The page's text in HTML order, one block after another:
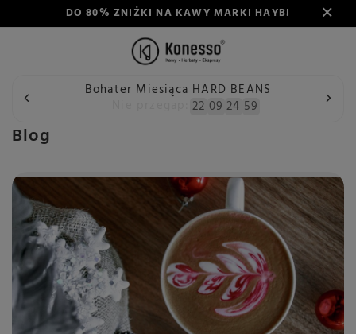
DO 80% ZNIŻKI NA KAWY MARKI HAYB!
Bohater Miesiąca HARD BEANS
22 09 24 58
Wstecz Konesso Blog
Blog